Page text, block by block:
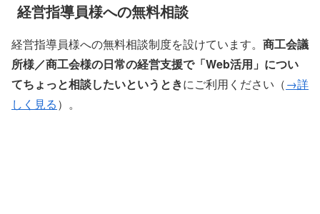
経営指導員様への無料相談
経営指導員様への無料相談制度を設けています。 商工会議
所様／商工会様の日常の経営支援で「Web活用」につい
てちょっと相談したいというときにご利用ください（→詳
しく見る）。